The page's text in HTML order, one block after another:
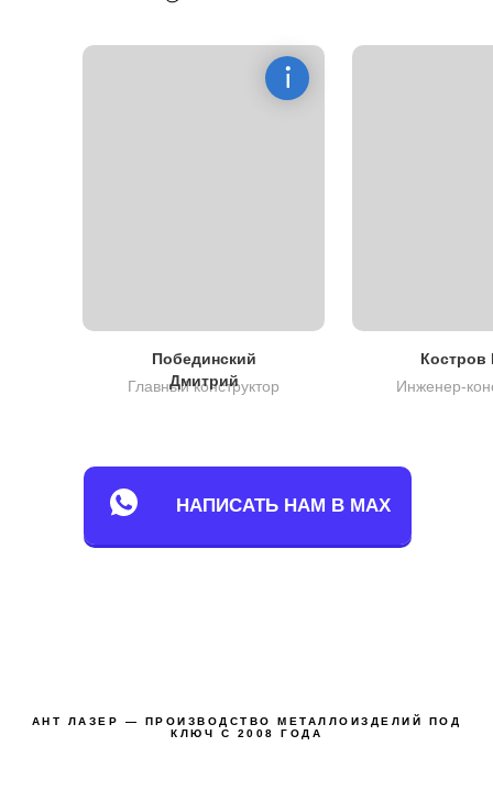
Главный конструктор
Побединский
Дмитрий
Инженер-
Костров
НАПИСАТЬ НАМ В MAX
АНТ ЛАЗЕР — ПРОИЗВОДСТВО МЕТАЛЛОИЗДЕЛИЙ ПОД
КЛЮЧ С 2008 ГОДА